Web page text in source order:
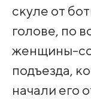
скуле от
голове, по
женщины-
подъезда,
начали его